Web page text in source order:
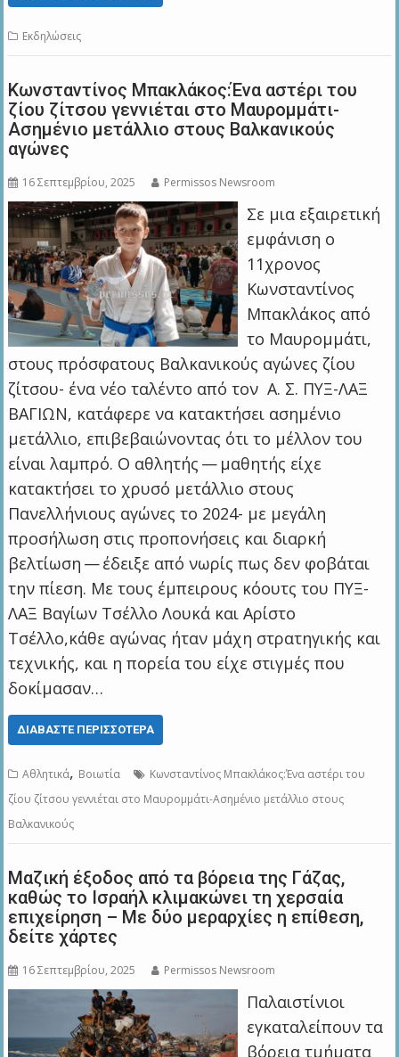
Εκδηλώσεις
Κωνσταντίνος Μπακλάκος:Ένα αστέρι του
ζίου ζίτσου γεννιέται στο Μαυρομμάτι-
Ασημένιο μετάλλιο στους Βαλκανικούς
αγώνες
16 Σεπτεμβρίου, 2025 Permissos Newsroom
Σε μια εξαιρετική
εμφάνιση ο
11χρονος
Κωνσταντίνος
Μπακλάκος από
το Μαυρομμάτι,
στους πρόσφατους Βαλκανικούς αγώνες ζίου
ζίτσου- ένα νέο ταλέντο από τον Α. Σ. ΠΥΞ-ΛΑΞ
ΒΑΓΙΩΝ, κατάφερε να κατακτήσει ασημένιο
μετάλλιο, επιβεβαιώνοντας ότι το μέλλον του
είναι λαμπρό. Ο αθλητής — μαθητής είχε
κατακτήσει το χρυσό μετάλλιο στους
Πανελλήνιους αγώνες το 2024- με μεγάλη
προσήλωση στις προπονήσεις και διαρκή
βελτίωση — έδειξε από νωρίς πως δεν φοβάται
την πίεση. Με τους έμπειρους κόουτς του ΠΥΞ-
ΛΑΞ Βαγίων Τσέλλο Λουκά και Αρίστο
Τσέλλο,κάθε αγώνας ήταν μάχη στρατηγικής και
τεχνικής, και η πορεία του είχε στιγμές που
δοκίμασαν…
ΔΙΑΒΆΣΤΕ ΠΕΡΙΣΣΌΤΕΡΑ
Αθλητικά, Βοιωτία
Κωνσταντίνος Μπακλάκος:Ένα αστέρι του
ζίου ζίτσου γεννιέται στο Μαυρομμάτι-Ασημένιο μετάλλιο στους
Βαλκανικούς
Μαζική έξοδος από τα βόρεια της Γάζας,
καθώς το Ισραήλ κλιμακώνει τη χερσαία
επιχείρηση – Με δύο μεραρχίες η επίθεση,
δείτε χάρτες
16 Σεπτεμβρίου, 2025 Permissos Newsroom
Παλαιστίνιοι
εγκαταλείπουν τα
βόρεια τμήματα